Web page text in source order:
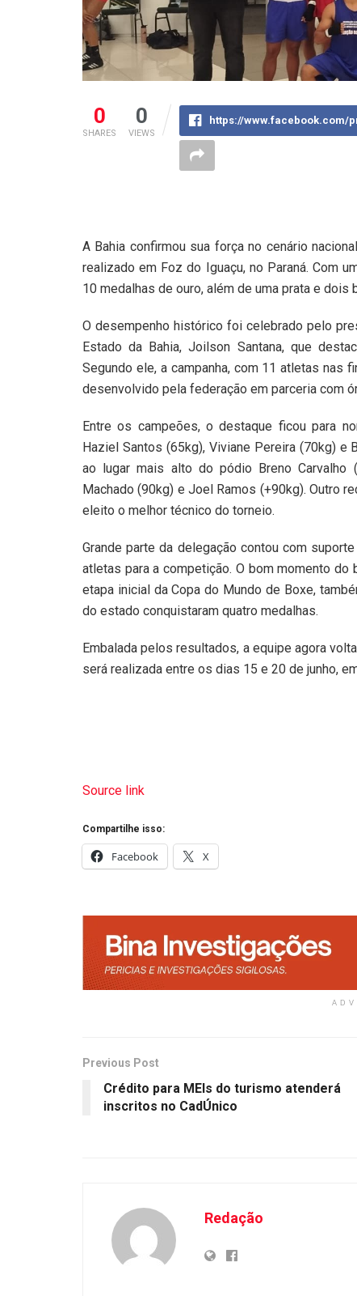
0
SHARES
0
VIEWS
https://www.facebook.com/
A Bahia confirmou sua força no cenário
realizado em Foz do Iguaçu, no Paraná. Com
10 medalhas de ouro, além de uma prata e
O desempenho histórico foi celebrado pelo
Estado da Bahia, Joilson Santana, que
Segundo ele, a campanha, com 11 atletas nas
desenvolvido pela federação em parceria com
Entre os campeões, o destaque ficou para
Haziel Santos (65kg), Viviane Pereira (70kg) e
ao lugar mais alto do pódio Breno Carvalho
Machado (90kg) e Joel Ramos (+90kg). Outro
eleito o melhor técnico do torneio.
Grande parte da delegação contou com
atletas para a competição. O bom momento do
etapa inicial da Copa do Mundo de Boxe,
do estado conquistaram quatro medalhas.
Embalada pelos resultados, a equipe agora
será realizada entre os dias 15 e 20 de junho,
Source link
Compartilhe isso:
Facebook X
Previous Post
Crédito para MEIs do turismo atenderá
inscritos no CadÚnico
Redação